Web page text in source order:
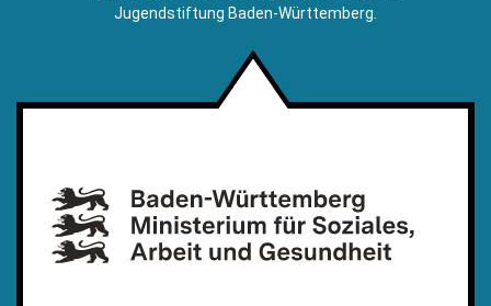
Jugendstiftung Baden-Württemberg.